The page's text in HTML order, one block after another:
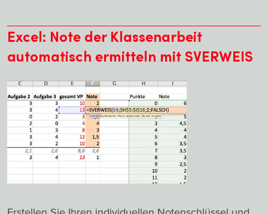
Excel: Note der Klassenarbeit
automatisch ermitteln mit SVERWEIS